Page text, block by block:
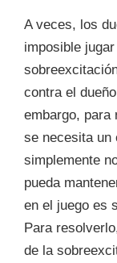
A veces, los
imposible
contra el
embargo, para
se necesita un
simplemente
pueda
en el juego es
Para
de la